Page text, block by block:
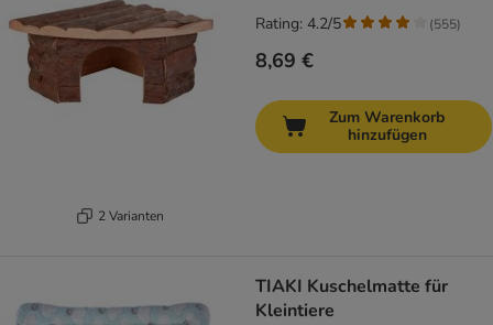
2 Varianten
8,69 €
Rating: 4.2/5 (555)
Zum Warenkorb
hinzufügen
TIAKI Kuschelmatte für
Kleintiere